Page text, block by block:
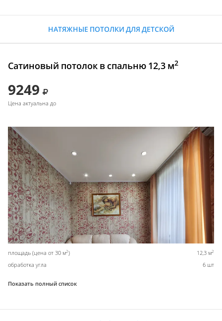
НАТЯЖНЫЕ ПОТОЛКИ ДЛЯ ДЕТСКОЙ
Сатиновый потолок в спальню 12,3 м2
9249
Цена актуальна до
площадь (цена от 30 м2) 12,3 м2
обработка угла 6 шт
Показать полный список